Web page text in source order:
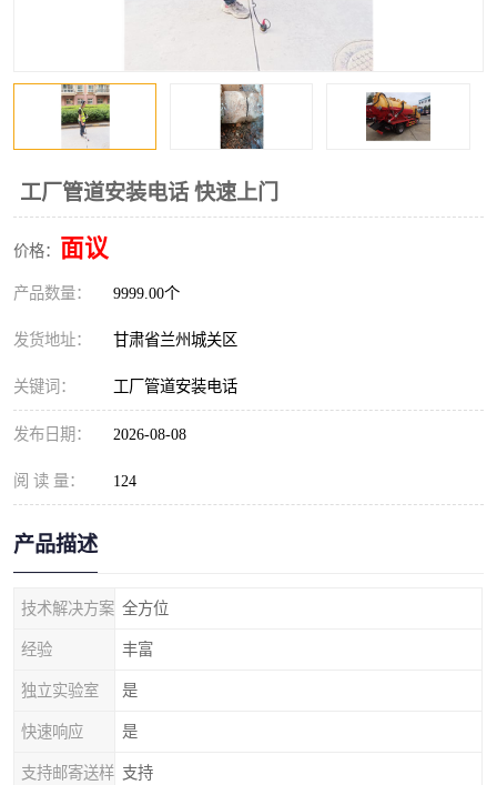
工厂管道安装电话 快速上门
价格： 面议
产品数量： 9999.00个
发货地址： 甘肃省兰州城关区
关键词： 工厂管道安装电话
发布日期： 2026-08-08
阅 读 量： 124
产品描述
技术解决方案 全方位
经验 丰富
独立实验室 是
快速响应 是
支持邮寄送样 支持